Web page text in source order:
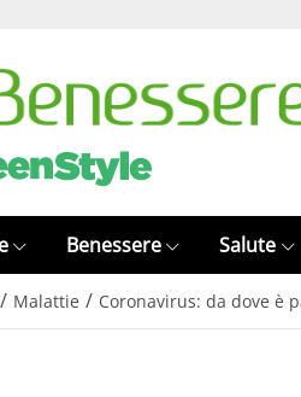
Benessere Salute
/ Malattie / Coronavirus: da dove è